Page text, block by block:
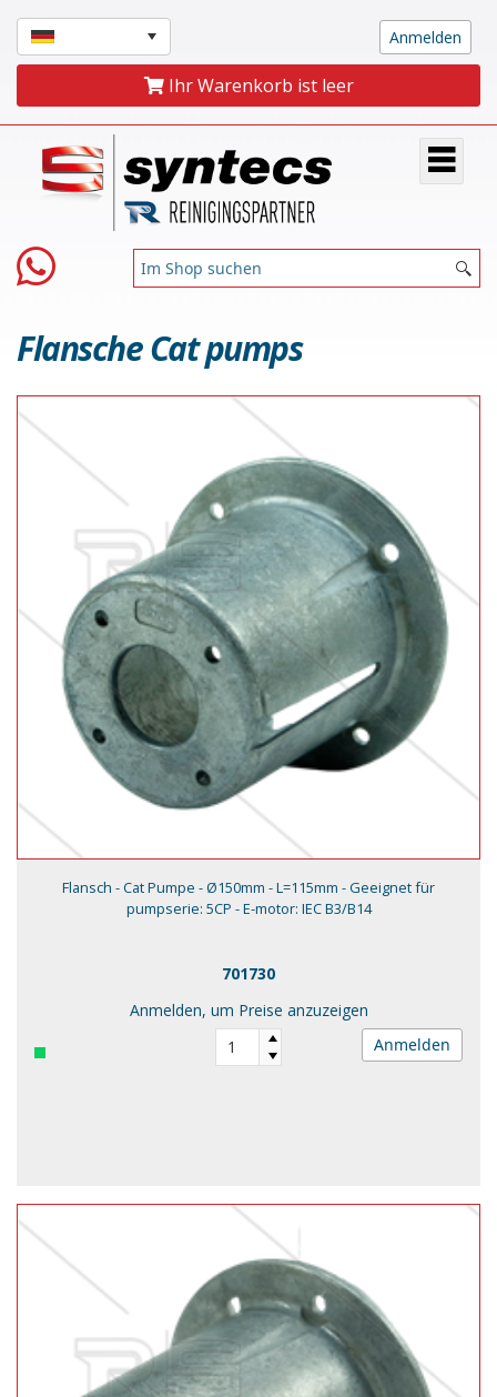
Ihr Warenkorb ist leer
Flansche Cat pumps
Flansch - Cat Pumpe - Ø150mm - L=115mm - Geeignet für
pumpserie: 5CP - E-motor: IEC B3/B14
701730
Anmelden, um Preise anzuzeigen
Anmelden